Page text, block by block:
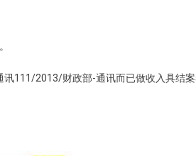
111/2013/财政部-通讯而已做收入具结